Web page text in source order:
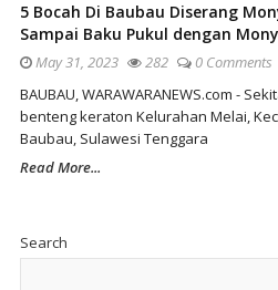
5 Bocah Di Baubau Diserang
Sampai Baku Pukul dengan
May 31, 2023 282 0 Comments
BAUBAU, WARAWARANEWS.com -
benteng keraton Kelurahan Melai,
Baubau, Sulawesi Tenggara
Read More...
Search